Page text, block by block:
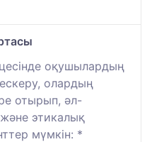
оқушылардың
ескеру, олардың
отырып, әл-
этикалық
мүмкін: *